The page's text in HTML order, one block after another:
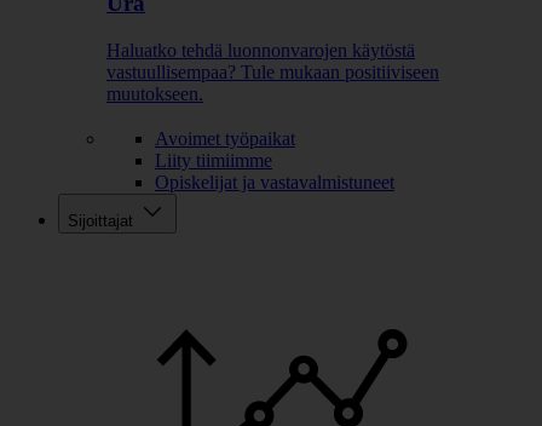
Haluatko tehdä luonnonvarojen käytöstä
vastuullisempaa? Tule mukaan positiiviseen
muutokseen.
Avoimet työpaikat
Liity tiimiimme
Opiskelijat ja vastavalmistuneet
Sijoittajat